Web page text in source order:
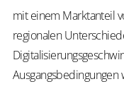
mit einem Marktanteil
regionalen
Ausgangsbedingungen